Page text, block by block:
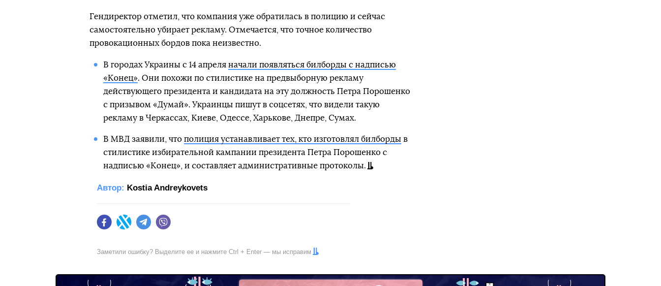
Гендиректор отметил, что компания уже обратилась в полицию и сейчас
самостоятельно убирает рекламу. Отмечается, что точное количество
провокационных бордов пока неизвестно.
В городах Украины с 14 апреля начали появляться билборды с надписью
«Конец». Они похожи по стилистике на предвыборную рекламу
действующего президента и кандидата на эту должность Петра Порошенко
с призывом «Думай». Украинцы пишут в соцсетях, что видели такую
рекламу в Черкассах, Киеве, Одессе, Харькове, Днепре, Сумах.
В МВД заявили, что полиция устанавливает тех, кто изготовлял билборды в
стилистике избирательной кампании президента Петра Порошенко с
надписью «Конец», и составляет административные протоколы.
Автор: Kostia Andreykovets
FacebookTwitter Telegram
Заметили ошибку? Выделите ее и нажмите Ctrl + Enter — мы исправим